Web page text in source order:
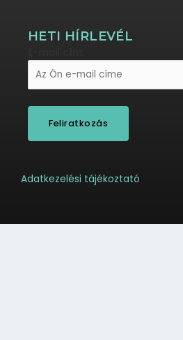
HETI HÍRLEVÉL
Adatkezelési tájékoztató